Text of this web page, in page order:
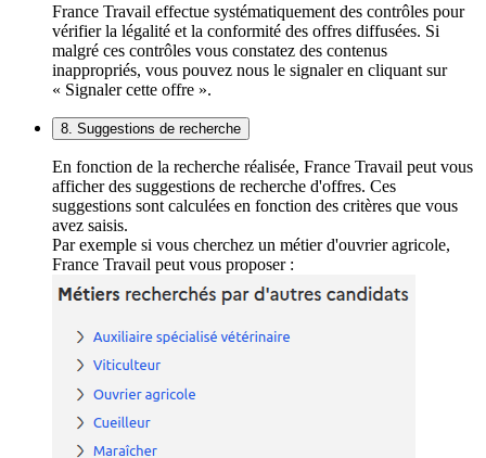
France Travail effectue systématiquement des contrôles pour
vérifier la légalité et la conformité des offres diffusées. Si
malgré ces contrôles vous constatez des contenus
inappropriés, vous pouvez nous le signaler en cliquant sur
« Signaler cette offre ».
8. Suggestions de recherche
En fonction de la recherche réalisée, France Travail peut vous
afficher des suggestions de recherche d'offres. Ces
suggestions sont calculées en fonction des critères que vous
avez saisis.
Par exemple si vous cherchez un métier d'ouvrier agricole,
France Travail peut vous proposer :